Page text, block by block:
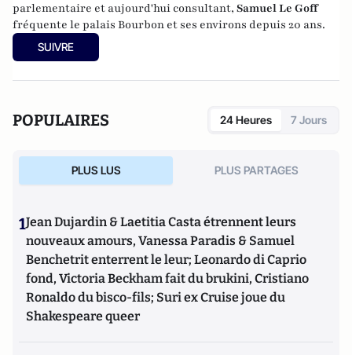
parlementaire et aujourd'hui consultant, Samuel Le Goff
fréquente le palais Bourbon et ses environs depuis 20 ans.
SUIVRE
POPULAIRES 24 Heures 7 Jours
PLUS LUS PLUS PARTAGES
1Jean Dujardin & Laetitia Casta étrennent leurs
nouveaux amours, Vanessa Paradis & Samuel
Benchetrit enterrent le leur; Leonardo di Caprio
fond, Victoria Beckham fait du brukini, Cristiano
Ronaldo du bisco-fils; Suri ex Cruise joue du
Shakespeare queer